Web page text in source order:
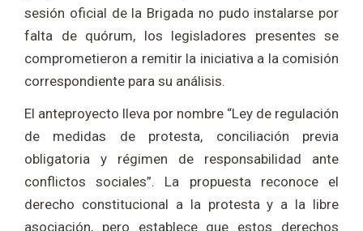
sesión oficial de la Brigada no pudo instalarse por
falta de quórum, los legisladores presentes se
comprometieron a remitir la iniciativa a la comisión
correspondiente para su análisis.
El anteproyecto lleva por nombre “Ley de regulación
de medidas de protesta, conciliación previa
obligatoria y régimen de responsabilidad ante
conflictos sociales”. La propuesta reconoce el
derecho constitucional a la protesta y a la libre
asociación, pero establece que estos derechos